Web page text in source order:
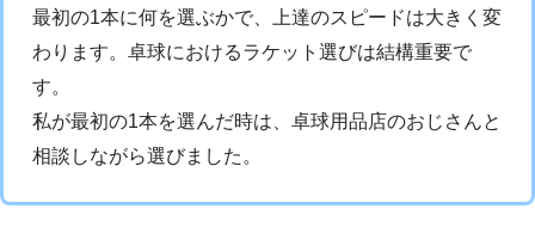
最初の1本に何を選ぶかで、上達のスピードは大きく変
わります。卓球におけるラケット選びは結構重要で
す。
私が最初の1本を選んだ時は、卓球用品店のおじさんと
相談しながら選びました。